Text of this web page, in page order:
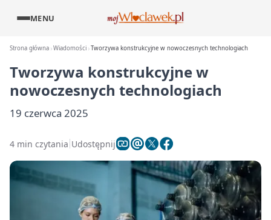
MENU
Strona główna Wiadomości Tworzywa konstrukcyjne w nowoczesnych technologiach
Tworzywa konstrukcyjne w
nowoczesnych technologiach
19 czerwca 2025
4 min czytania Udostępnij